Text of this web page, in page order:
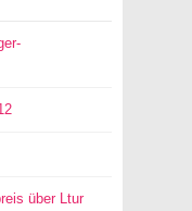
über Ltur